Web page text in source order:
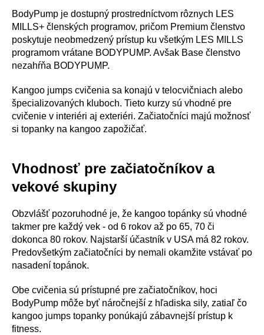
BodyPump je dostupný prostredníctvom rôznych LES
MILLS+ členských programov, pričom Premium členstvo
poskytuje neobmedzený prístup ku všetkým LES MILLS
programom vrátane BODYPUMP. Avšak Base členstvo
nezahŕňa BODYPUMP.
Kangoo jumps cvičenia sa konajú v telocvičniach alebo
špecializovaných kluboch. Tieto kurzy sú vhodné pre
cvičenie v interiéri aj exteriéri. Začiatočníci majú možnosť
si topanky na kangoo zapožičať.
Vhodnosť pre začiatočníkov a
vekové skupiny
Obzvlášť pozoruhodné je, že kangoo topánky sú vhodné
takmer pre každý vek - od 6 rokov až po 65, 70 či
dokonca 80 rokov. Najstarší účastník v USA má 82 rokov.
Predovšetkým začiatočníci by nemali okamžite vstávať po
nasadení topánok.
Obe cvičenia sú prístupné pre začiatočníkov, hoci
BodyPump môže byť náročnejší z hľadiska sily, zatiaľ čo
kangoo jumps topanky ponúkajú zábavnejší prístup k
fitness.